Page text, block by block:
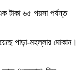
টাকা ৬৫ পয়সা পর্যন্ত
পাড়া-মহল্লার দোকান।